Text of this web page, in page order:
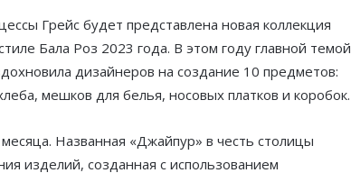
Грейс будет представлена новая коллекция
Бала Роз 2023 года. В этом году главной темой
дизайнеров на создание 10 предметов:
мешков для белья, носовых платков и коробок.
Названная «Джайпур» в честь столицы
изделий, созданная с использованием